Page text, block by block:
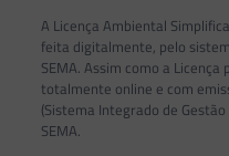
A Licença Ambiental
feita digitalmente, pelo
SEMA. Assim como a Licença
totalmente online e com
(Sistema Integrado de
SEMA.